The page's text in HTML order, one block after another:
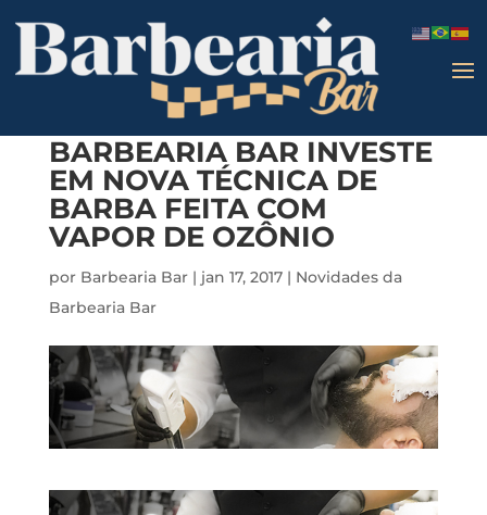
BARBEARIA BAR INVESTE
EM NOVA TÉCNICA DE
BARBA FEITA COM
VAPOR DE OZÔNIO
por Barbearia Bar| jan 17, 2017| Novidades da
Barbearia Bar